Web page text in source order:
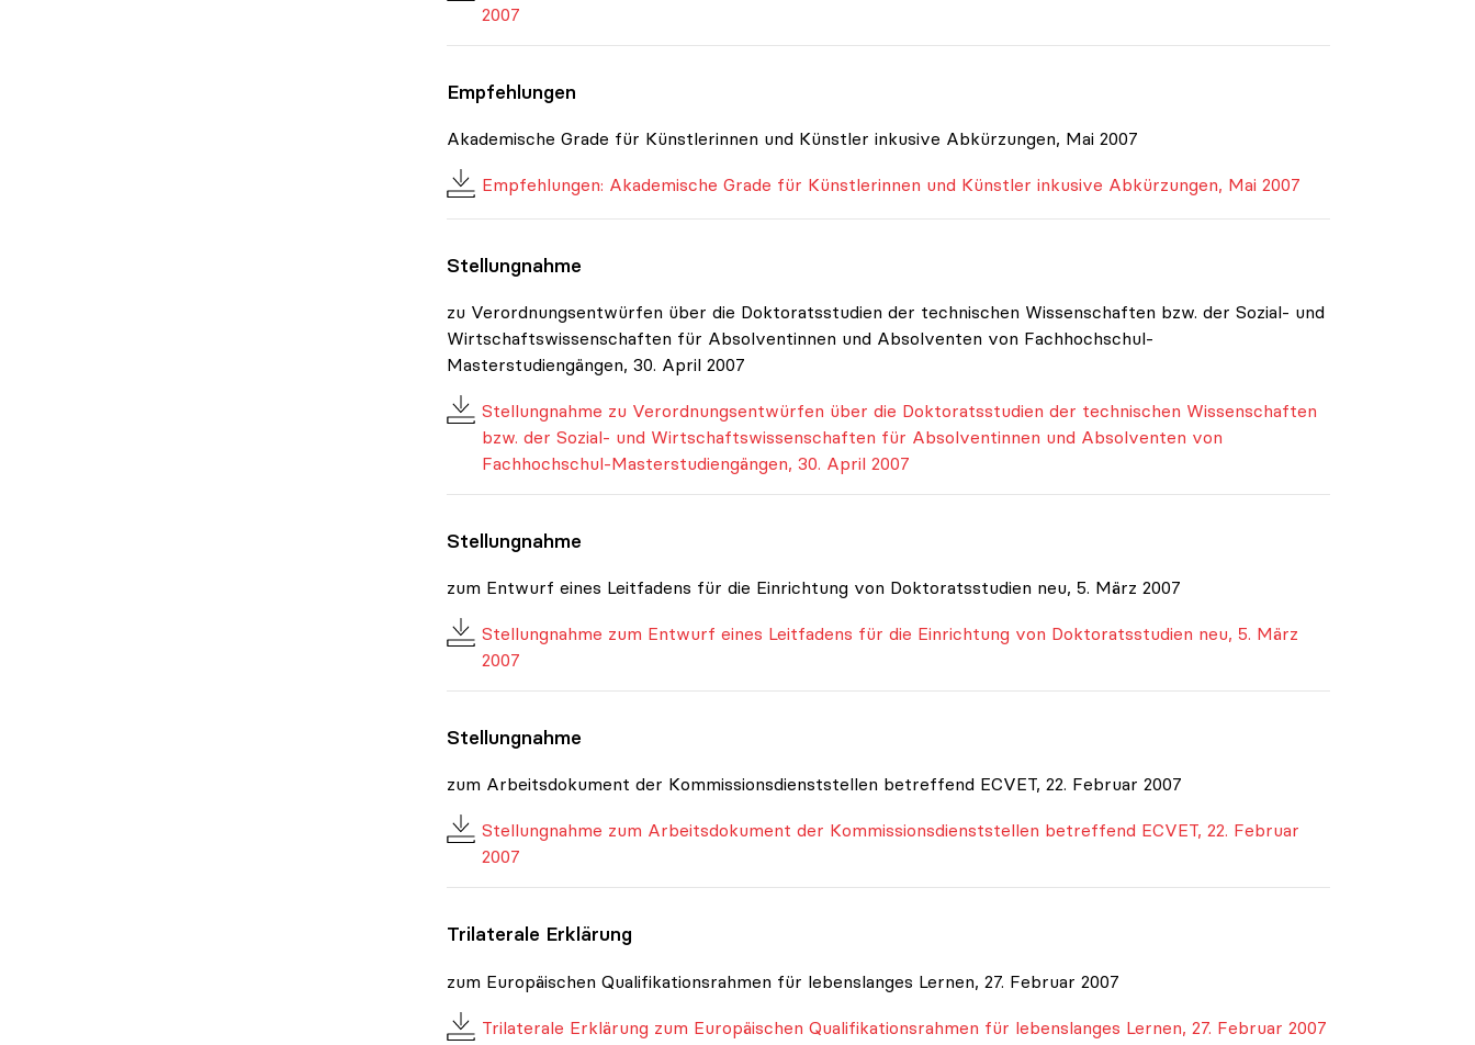
2007
Empfehlungen
Akademische Grade für Künstlerinnen und Künstler inkusive Abkürzungen, Mai 2007
Empfehlungen: Akademische Grade für Künstlerinnen und Künstler inkusive Abkürzungen, Mai 2007
Stellungnahme
zu Verordnungsentwürfen über die Doktoratsstudien der technischen Wissenschaften bzw. der Sozial- und
Wirtschaftswissenschaften für Absolventinnen und Absolventen von Fachhochschul-
Masterstudiengängen, 30. April 2007
Stellungnahme zu Verordnungsentwürfen über die Doktoratsstudien der technischen Wissenschaften
bzw. der Sozial- und Wirtschaftswissenschaften für Absolventinnen und Absolventen von
Fachhochschul-Masterstudiengängen, 30. April 2007
Stellungnahme
zum Entwurf eines Leitfadens für die Einrichtung von Doktoratsstudien neu, 5. März 2007
Stellungnahme zum Entwurf eines Leitfadens für die Einrichtung von Doktoratsstudien neu, 5. März
2007
Stellungnahme
zum Arbeitsdokument der Kommissionsdienststellen betreffend ECVET, 22. Februar 2007
Stellungnahme zum Arbeitsdokument der Kommissionsdienststellen betreffend ECVET, 22. Februar
2007
Trilaterale Erklärung
zum Europäischen Qualifikationsrahmen für lebenslanges Lernen, 27. Februar 2007
Trilaterale Erklärung zum Europäischen Qualifikationsrahmen für lebenslanges Lernen, 27. Februar 2007